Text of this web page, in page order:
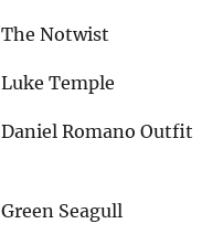
The Notwist
Luke Temple
Daniel Romano Outfit
Green Seagull